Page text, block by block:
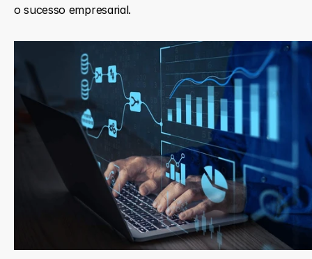
o sucesso empresarial.